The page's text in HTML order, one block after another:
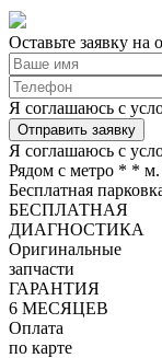
Оставьте заявку на
Я соглашаюсь с
Отправить заявку
Я соглашаюсь с
Рядом с метро * * м.
Бесплатная
БЕСПЛАТНАЯ
ДИАГНОСТИКА
Оригинальные
запчасти
ГАРАНТИЯ
6 МЕСЯЦЕВ
Оплата
по карте